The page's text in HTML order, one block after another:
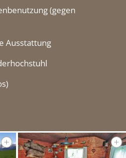
(gegen
Ausstattung